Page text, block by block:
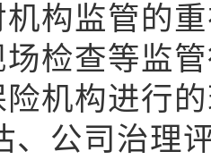
构监管的
检查等监
机构进行
、公司治理